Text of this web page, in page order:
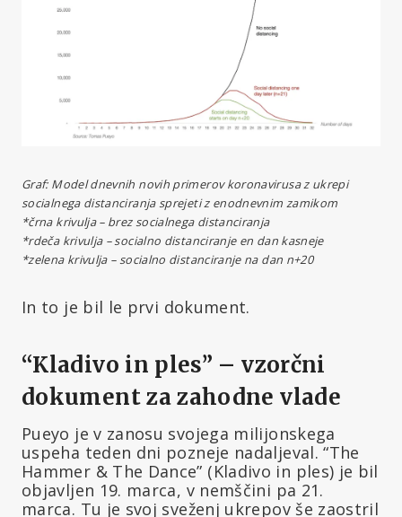
Graf: Model dnevnih novih primerov koronavirusa z ukrepi
socialnega distanciranja sprejeti z enodnevnim zamikom
*črna krivulja – brez socialnega distanciranja
*rdeča krivulja – socialno distanciranje en dan kasneje
*zelena krivulja – socialno distanciranje na dan n+20
In to je bil le prvi dokument.
“Kladivo in ples” – vzorčni
dokument za zahodne vlade
Pueyo je v zanosu svojega milijonskega
uspeha teden dni pozneje nadaljeval. “The
Hammer & The Dance” (Kladivo in ples) je bil
objavljen 19. marca, v nemščini pa 21.
marca. Tu je svoj sveženj ukrepov še zaostril